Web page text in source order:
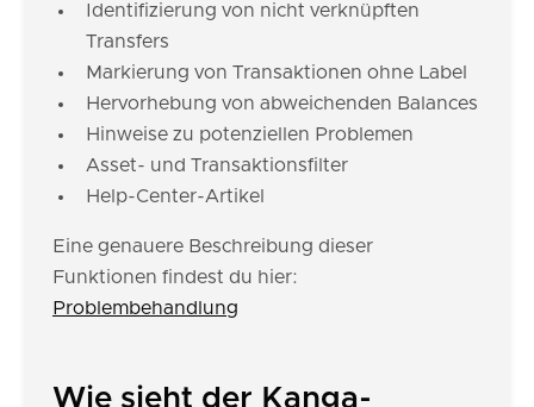
Identifizierung von nicht verknüpften
Transfers
Markierung von Transaktionen ohne Label
Hervorhebung von abweichenden Balances
Hinweise zu potenziellen Problemen
Asset- und Transaktionsfilter
Help-Center-Artikel
Eine genauere Beschreibung dieser
Funktionen findest du hier:
Problembehandlung
Wie sieht der Kanga-